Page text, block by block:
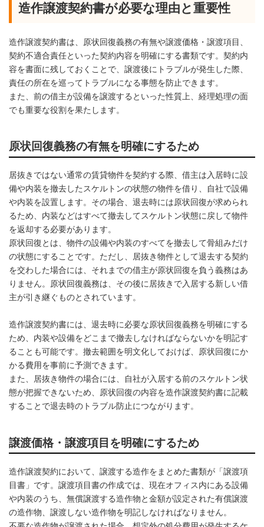
造作譲渡契約書が必要な理由と重要性
造作譲渡契約書は、原状回復義務の有無や譲渡価格・譲渡項目、
契約不適合責任といった契約内容を明確にする書類です。契約内
容を書面に残しておくことで、譲渡後にトラブルが発生した際、
責任の所在を巡ってトラブルになる事態を防止できます。
また、前の借主が設備を譲渡するといった性質上、経理処理の面
でも重要な役割を果たします。
原状回復義務の有無を明確にするため
居抜きではない通常の賃貸物件を契約する際、借主は入居時に設
備や内装を撤去したスケルトンの状態の物件を借り、自社で設備
や内装を設置します。その場合、退去時には原状回復が求められ
るため、内装などはすべて撤去してスケルトン状態に戻して物件
を返却する必要があります。
原状回復とは、物件の設備や内装のすべてを撤去して骨組みだけ
の状態にすることです。ただし、居抜き物件として退去する契約
を交わした場合には、それまでの借主が原状回復を負う義務はあ
りません。原状回復義務は、その後に居抜きで入居する新しい借
主が引き継ぐものとされています。
造作譲渡契約書には、退去時に必要な原状回復義務を明確にする
ため、内装や設備をどこまで撤去しなければならないかを明記す
ることも可能です。撤去範囲を明文化しておけば、原状回復にか
かる費用を事前に予測できます。
また、居抜き物件の場合には、自社が入居する前のスケルトン状
態が把握できないため、原状回復の内容を造作譲渡契約書に記載
することで退去時のトラブル防止につながります。
譲渡価格・譲渡項目を明確にするため
造作譲渡契約において、譲渡する造作をまとめた書類が「譲渡項
目書」です。譲渡項目書の作成では、現在オフィス内にある設備
や内装のうち、無償譲渡する造作物と金額が設定された有償譲渡
の造作物、譲渡しない造作物を明記しなければなりません。